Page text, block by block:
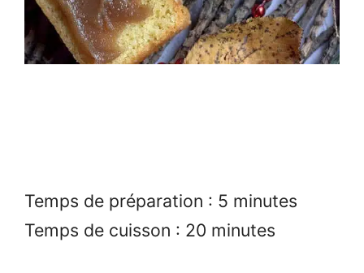
Temps de préparation : 5 minutes
Temps de cuisson : 20 minutes